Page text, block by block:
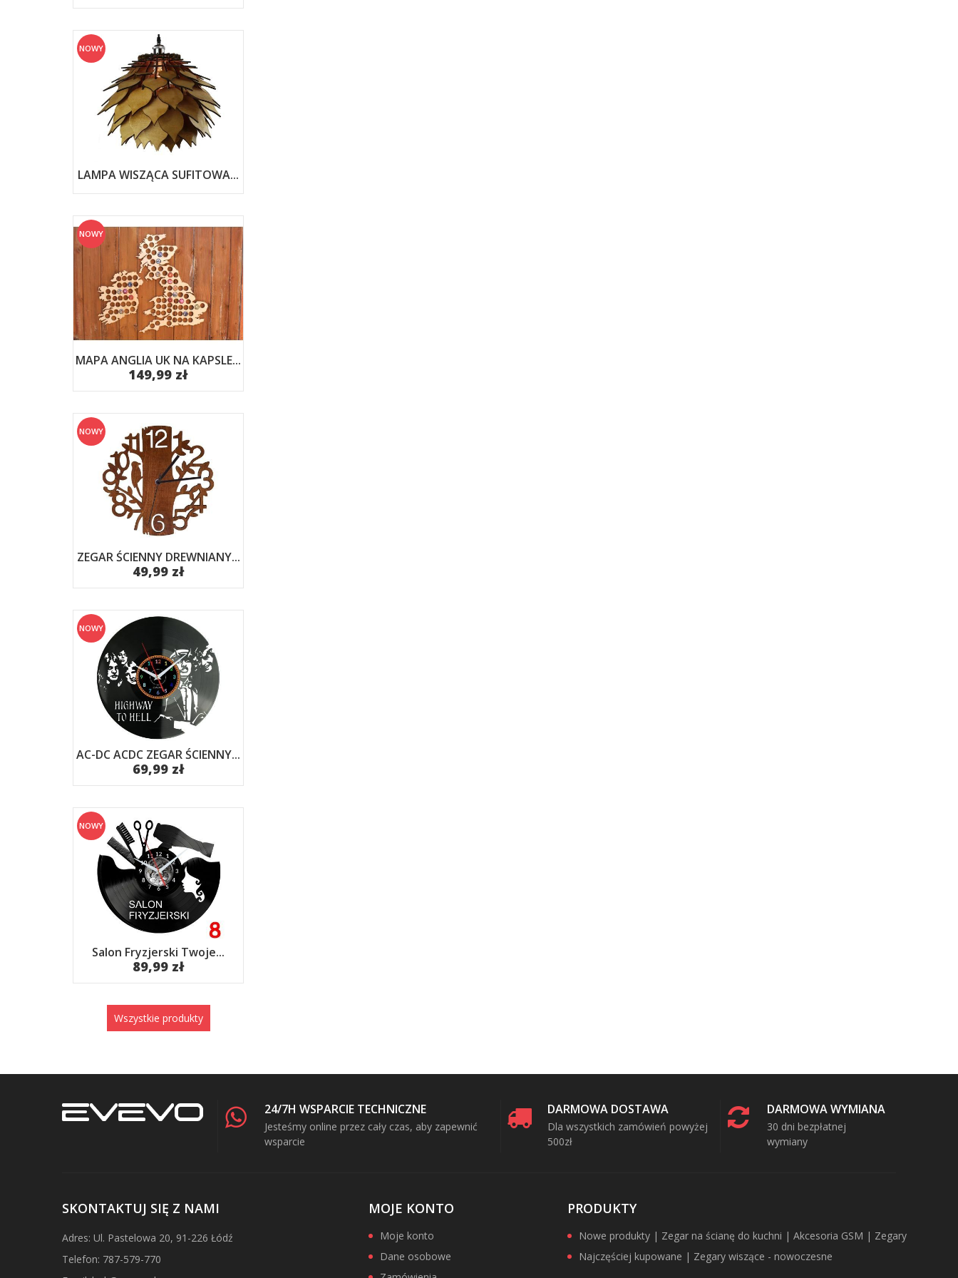
LAMPA WISZĄCA SUFITOWA...
NOWY
MAPA ANGLIA UK NA KAPSLE...
149,99 zł
NOWY
ZEGAR ŚCIENNY DREWNIANY...
49,99 zł
NOWY
AC-DC ACDC ZEGAR ŚCIENNY...
69,99 zł
NOWY
Salon Fryzjerski Twoje...
89,99 zł
NOWY
Wszystkie produkty
24/7H WSPARCIE TECHNICZNE
Jesteśmy online przez cały czas, aby zapewnić
wsparcie
DARMOWA DOSTAWA
Dla wszystkich zamówień powyżej
500zł
DARMOWA WYMIANA
30 dni bezpłatnej
wymiany
SKONTAKTUJ SIĘ Z NAMI
Adres: Ul. Pastelowa 20, 91-226 Łódź
Telefon: 787-579-770
MOJE KONTO
Moje konto
Dane osobowe
PRODUKTY
Nowe produkty | Zegar na ścianę do kuchni | Akcesoria GSM | Zegary
Najczęściej kupowane | Zegary wiszące - nowoczesne